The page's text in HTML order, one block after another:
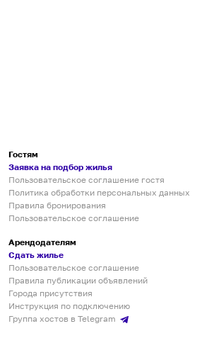
Гостям
Заявка на подбор жилья
Пользовательское соглашение гостя
Политика обработки персональных данных
Правила бронирования
Пользовательское соглашение
Арендодателям
Сдать жилье
Пользовательское соглашение
Правила публикации объявлений
Города присутствия
Инструкция по подключению
Группа хостов в Telegram